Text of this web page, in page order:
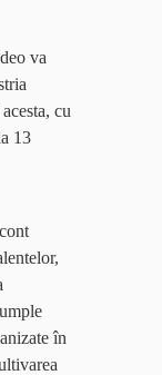
va
cu
13
în